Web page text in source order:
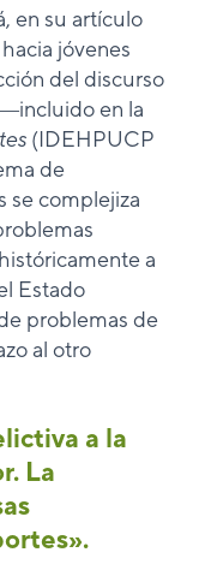
en su artículo
jóvenes
del discurso
en la
(IDEHPUCP
de
se complejiza
a
Estado
problemas de
al otro
a la
La